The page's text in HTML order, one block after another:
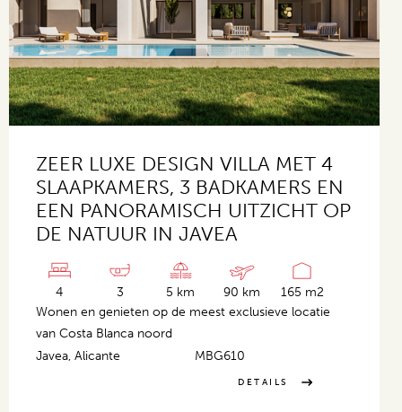
ZEER LUXE DESIGN VILLA MET 4
SLAAPKAMERS, 3 BADKAMERS EN
EEN PANORAMISCH UITZICHT OP
DE NATUUR IN JAVEA
4 3 5 km 90 km
165 m2
Wonen en genieten op de meest exclusieve locatie
van Costa Blanca noord
Javea, Alicante
MBG610
DETAILS